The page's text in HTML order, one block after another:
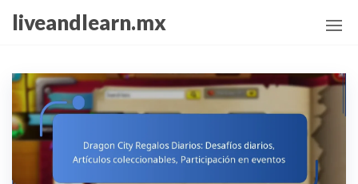
Skip
content
liveandlearn.mx